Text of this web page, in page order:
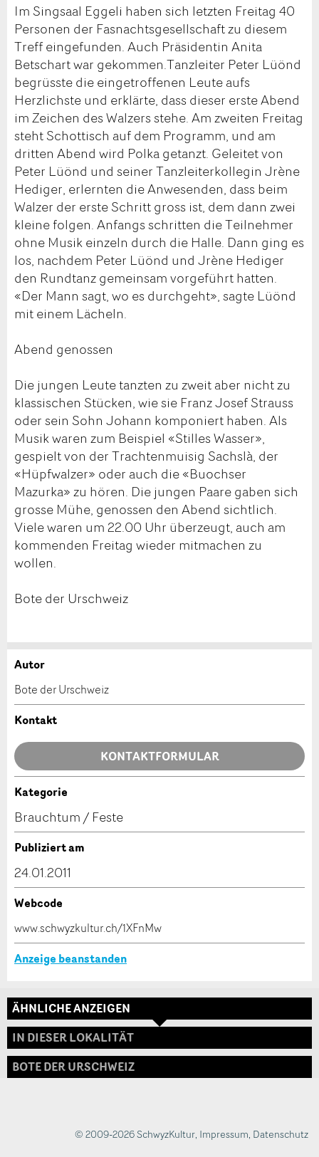
Im Singsaal Eggeli haben sich letzten Freitag 40
Personen der Fasnachtsgesellschaft zu diesem
Treff eingefunden. Auch Präsidentin Anita
Betschart war gekommen.Tanzleiter Peter Lüönd
begrüsste die eingetroffenen Leute aufs
Herzlichste und erklärte, dass dieser erste Abend
im Zeichen des Walzers stehe. Am zweiten Freitag
steht Schottisch auf dem Programm, und am
dritten Abend wird Polka getanzt. Geleitet von
Peter Lüönd und seiner Tanzleiterkollegin Jrène
Hediger, erlernten die Anwesenden, dass beim
Walzer der erste Schritt gross ist, dem dann zwei
kleine folgen. Anfangs schritten die Teilnehmer
ohne Musik einzeln durch die Halle. Dann ging es
los, nachdem Peter Lüönd und Jrène Hediger
den Rundtanz gemeinsam vorgeführt hatten.
«Der Mann sagt, wo es durchgeht», sagte Lüönd
mit einem Lächeln.
Abend genossen
Die jungen Leute tanzten zu zweit aber nicht zu
klassischen Stücken, wie sie Franz Josef Strauss
oder sein Sohn Johann komponiert haben. Als
Musik waren zum Beispiel «Stilles Wasser»,
gespielt von der Trachtenmuisig Sachslà, der
«Hüpfwalzer» oder auch die «Buochser
Mazurka» zu hören. Die jungen Paare gaben sich
grosse Mühe, genossen den Abend sichtlich.
Viele waren um 22.00 Uhr überzeugt, auch am
kommenden Freitag wieder mitmachen zu
wollen.
Bote der Urschweiz
Anzeige beanstanden
Ihr Feedback wird sehr geschätzt!
Allgemeines Feedback
Anzeige nicht mehr gültig
Anzeige unvollständig
* Eingabe erforderlich
Anzeige weiterempfehlen
Empfehlen Sie diese Anzeige an Freunde weiter.
* Eingabe erforderlich
Autor
Bote der Urschweiz
Kontakt
KONTAKTFORMULAR
Kontakt
Verfassen Sie eine Nachricht für die Kontaktpersonen
Adresse
Kategorie
Brauchtum / Feste
Publiziert am
24.01.2011
Webcode
www.schwyzkultur.ch/1XFnMw
Anzeige beanstanden
ÄHNLICHE ANZEIGEN
IN DIESER LOKALITÄT
BOTE DER URSCHWEIZ
© 2009-2026 SchwyzKultur, Impressum, Datenschutz